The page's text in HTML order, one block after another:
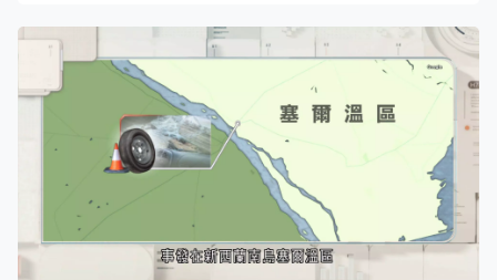
晤是去年9月普京在北京出席抗戰勝利80周年閱兵。 克宮
又指今次首腦會談後，雙方會簽署聯合聲明和一系列文
件；普京還會和總理李強會晤，討論兩國經貿合作前景。